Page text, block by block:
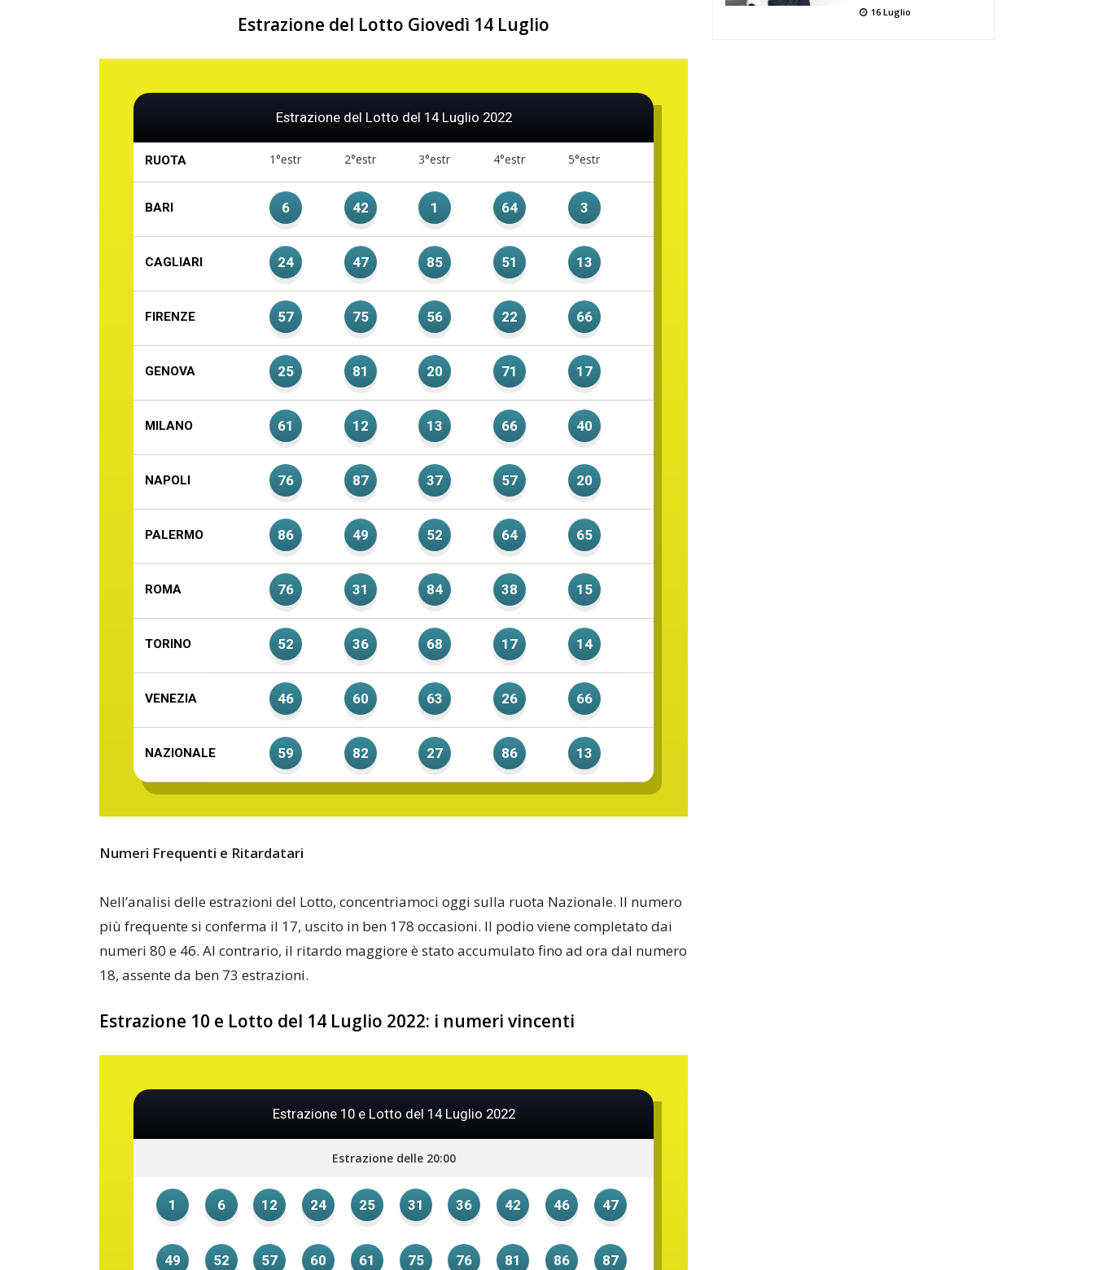
Estrazione del Lotto Giovedì 14 Luglio
Estrazione del Lotto del 14 Luglio 2022
RUOTA 1°estr 2°estr 3°estr 4°estr 5°estr
BARI 6 42 1 64 3
CAGLIARI 24 47 85 51 13
FIRENZE 57 75 56 22 66
GENOVA 25 81 20 71 17
MILANO 61 12 13 66 40
NAPOLI 76 87 37 57 20
PALERMO 86 49 52 64 65
ROMA 76 31 84 38 15
TORINO 52 36 68 17 14
VENEZIA 46 60 63 26 66
NAZIONALE 59 82 27 86 13
Numeri Frequenti e Ritardatari
Nell’analisi delle estrazioni del Lotto, concentriamoci oggi sulla ruota Nazionale. Il numero
più frequente si conferma il 17, uscito in ben 178 occasioni. Il podio viene completato dai
numeri 80 e 46. Al contrario, il ritardo maggiore è stato accumulato fino ad ora dal numero
18, assente da ben 73 estrazioni.
Estrazione 10 e Lotto del 14 Luglio 2022: i numeri vincenti
Estrazione 10 e Lotto del 14 Luglio 2022
Estrazione delle 20:00
1 6 12 24 25 31 36 42 46 47
49 52 57 60 61 75 76 81 86 87
16 Luglio